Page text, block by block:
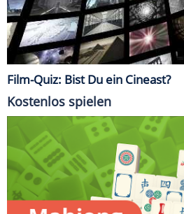
Film-Quiz: Bist Du ein Cineast?
Kostenlos spielen